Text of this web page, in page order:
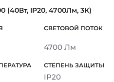
(40Вт, IP20, 4700Лм, 3К)
4700 Лм
IP20